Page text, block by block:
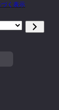
く表示